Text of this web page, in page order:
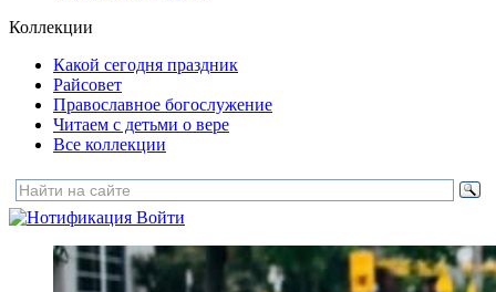
Коллекции
Какой сегодня праздник
Райсовет
Православное богослужение
Читаем с детьми о вере
Все коллекции
Войти